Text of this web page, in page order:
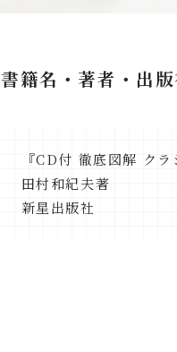
書籍名・著者・出版
『CD付 徹底図解 ク
田村和紀夫著
新星出版社